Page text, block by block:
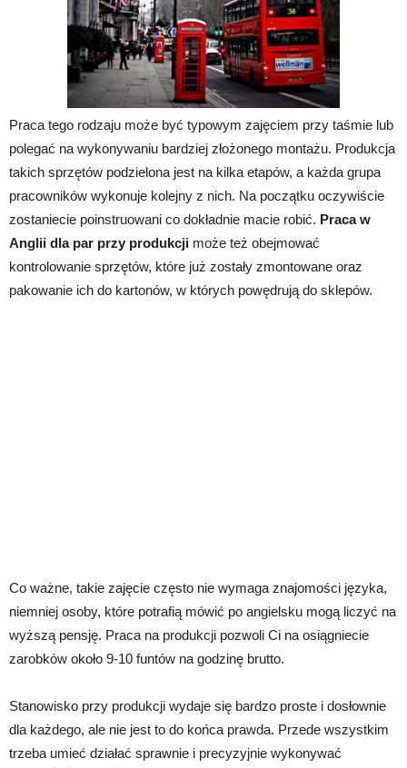
Praca tego rodzaju może być typowym zajęciem przy taśmie lub
polegać na wykonywaniu bardziej złożonego montażu. Produkcja
takich sprzętów podzielona jest na kilka etapów, a każda grupa
pracowników wykonuje kolejny z nich. Na początku oczywiście
zostaniecie poinstruowani co dokładnie macie robić. Praca w
Anglii dla par przy produkcji może też obejmować
kontrolowanie sprzętów, które już zostały zmontowane oraz
pakowanie ich do kartonów, w których powędrują do sklepów.
Co ważne, takie zajęcie często nie wymaga znajomości języka,
niemniej osoby, które potrafią mówić po angielsku mogą liczyć na
wyższą pensję. Praca na produkcji pozwoli Ci na osiągniecie
zarobków około 9-10 funtów na godzinę brutto.
Stanowisko przy produkcji wydaje się bardzo proste i dosłownie
dla każdego, ale nie jest to do końca prawda. Przede wszystkim
trzeba umieć działać sprawnie i precyzyjnie wykonywać